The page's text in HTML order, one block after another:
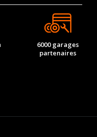
6000 garages
partenaires